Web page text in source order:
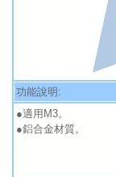
功能說明:
●適用M3。
●鋁合金材質。